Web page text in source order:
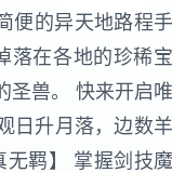
便的异天地路程手
落在各地的珍稀宝
圣兽。 快来开启唯
日升月落，边数羊
无羁】 掌握剑技魔